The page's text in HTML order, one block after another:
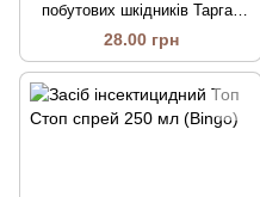
побутових шкідників Тарган
Off dry, 50 г (AgroProtection)
28.00 грн